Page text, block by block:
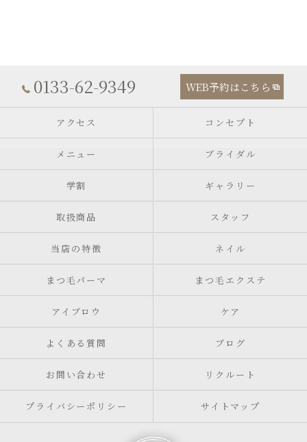
0133-62-9349 WEB予約はこちら
アクセス コンセプト
メニュー ブライダル
学割 ギャラリー
取扱商品 スタッフ
当店の特徴 ネイル
まつ毛パーマ まつ毛エクステ
アイブロウ ケア
よくある質問 ブログ
お問い合わせ リクルート
プライバシーポリシー サイトマップ